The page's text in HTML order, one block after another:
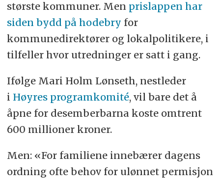
største kommuner. Men prislappen har
siden bydd på hodebry for
kommunedirektører og lokalpolitikere, i
tilfeller hvor utredninger er satt i gang.
Ifølge Mari Holm Lønseth, nestleder
i Høyres programkomité, vil bare det å
åpne for desemberbarna koste omtrent
600 millioner kroner.
Men: «For familiene innebærer dagens
ordning ofte behov for ulønnet permisjon